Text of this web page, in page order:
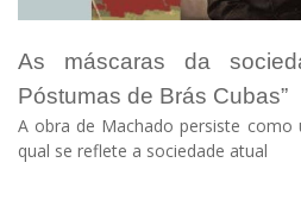
As máscaras da
Póstumas de Brás Cubas”
A obra de Machado persiste como
qual se reflete a sociedade atual